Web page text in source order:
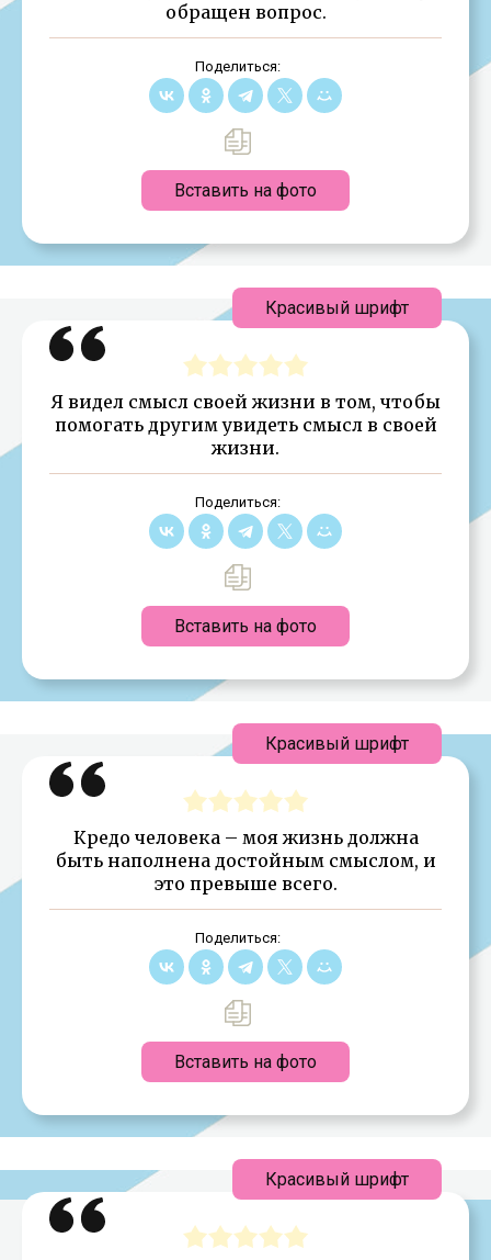
обращен вопрос.
Поделиться:
Вставить на фото
Я видел смысл своей жизни в том, чтобы
помогать другим увидеть смысл в своей
жизни.
Поделиться:
Вставить на фото
Красивый шрифт
Кредо человека – моя жизнь должна
быть наполнена достойным смыслом, и
это превыше всего.
Поделиться:
Вставить на фото
Красивый шрифт
Красивый шрифт